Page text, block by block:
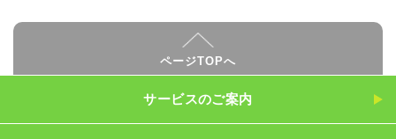
ページTOPへ
サービスのご案内